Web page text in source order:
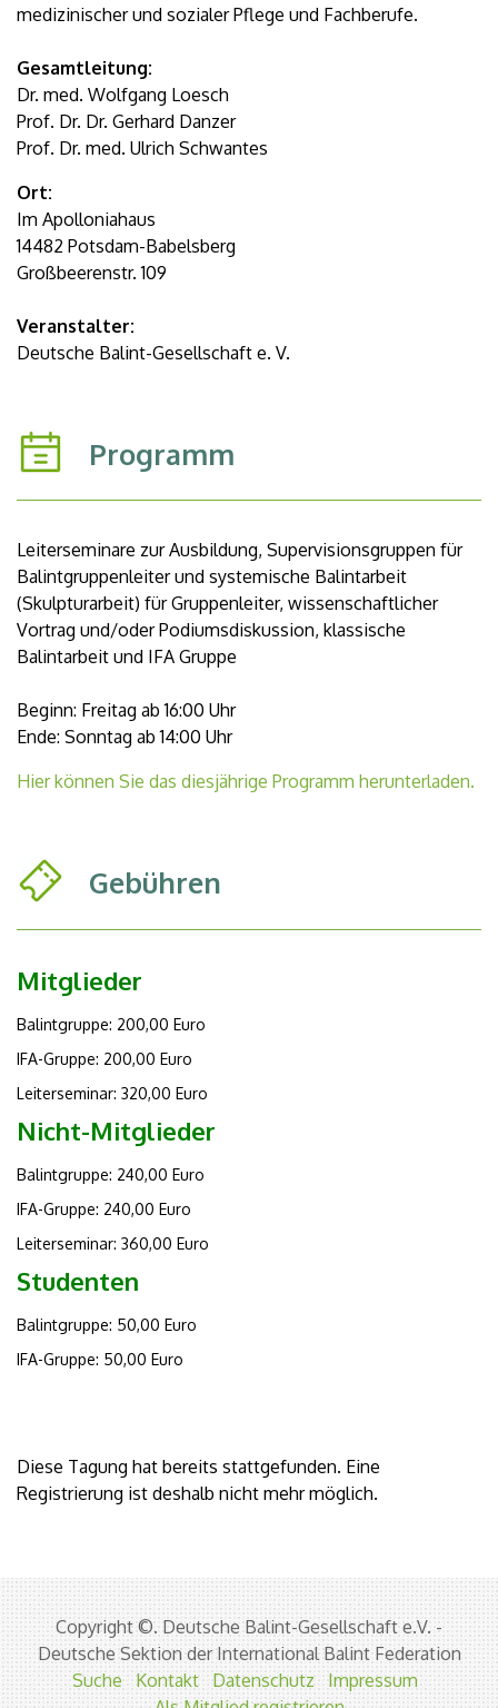
medizinischer und sozialer Pflege und Fachberufe.
Gesamtleitung:
Dr. med. Wolfgang Loesch
Prof. Dr. Dr. Gerhard Danzer
Prof. Dr. med. Ulrich Schwantes
Ort:
Im Apolloniahaus
14482 Potsdam-Babelsberg
Großbeerenstr. 109
Veranstalter:
Deutsche Balint-Gesellschaft e. V.
Programm
Leiterseminare zur Ausbildung, Supervisionsgruppen für
Balintgruppenleiter und systemische Balintarbeit
(Skulpturarbeit) für Gruppenleiter, wissenschaftlicher
Vortrag und/oder Podiumsdiskussion, klassische
Balintarbeit und IFA Gruppe
Beginn: Freitag ab 16:00 Uhr
Ende: Sonntag ab 14:00 Uhr
Hier können Sie das diesjährige Programm herunterladen.
Gebühren
Mitglieder
Balintgruppe: 200,00 Euro
IFA-Gruppe: 200,00 Euro
Leiterseminar: 320,00 Euro
Nicht-Mitglieder
Balintgruppe: 240,00 Euro
IFA-Gruppe: 240,00 Euro
Leiterseminar: 360,00 Euro
Studenten
Balintgruppe: 50,00 Euro
IFA-Gruppe: 50,00 Euro
Diese Tagung hat bereits stattgefunden. Eine
Registrierung ist deshalb nicht mehr möglich.
Copyright ©. Deutsche Balint-Gesellschaft e.V. -
Deutsche Sektion der International Balint Federation
Suche
Kontakt Datenschutz
Impressum